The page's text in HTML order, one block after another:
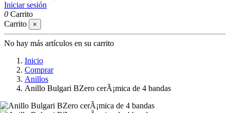
Iniciar sesión
0 Carrito
Carrito
×
No hay más artículos en su carrito
Inicio
Comprar
Anillos
Anillo Bulgari BZero cerÃ¡mica de 4 bandas